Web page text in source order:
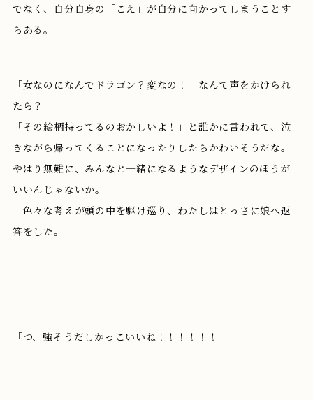
でなく、自分自身の「こえ」が自分に向かってしまうことす
らある。
「女なのになんでドラゴン？変なの！」なんて声をかけられ
たら？
「その絵柄持ってるのおかしいよ！」と誰かに言われて、泣
きながら帰ってくることになったりしたらかわいそうだな。
やはり無難に、みんなと一緒になるようなデザインのほうが
いいんじゃないか。
色々な考えが頭の中を駆け巡り、わたしはとっさに娘へ返
答をした。
「つ、強そうだしかっこいいね！！！！！！」